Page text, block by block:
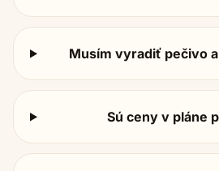
Musím vyradiť pečivo
Sú ceny v pláne